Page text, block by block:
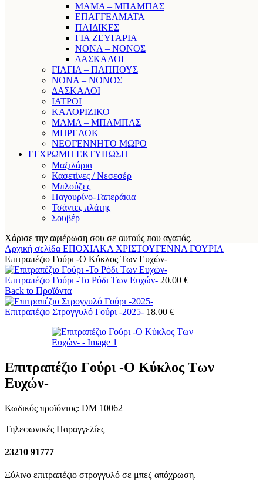
ΜΑΜΑ – ΜΠΑΜΠΑΣ
ΕΠΑΓΓΕΛΜΑΤΑ
ΠΑΙΔΙΚΕΣ
ΓΙΑ ΖΕΥΓΑΡΙΑ
ΝΟΝΑ – ΝΟΝΟΣ
ΔΑΣΚΑΛΟΙ
ΓΙΑΓΙΑ – ΠΑΠΠΟΥΣ
ΝΟΝΑ – ΝΟΝΟΣ
ΔΑΣΚΑΛΟΙ
ΙΑΤΡΟΙ
ΚΑΛΟΡΙΖΙΚΟ
ΜΑΜΑ – ΜΠΑΜΠΑΣ
ΜΠΡΕΛΟΚ
ΝΕΟΓΕΝΝΗΤΟ ΜΩΡΟ
ΕΓΧΡΩΜΗ ΕΚΤΥΠΩΣΗ
Μαξιλάρια
Κασετίνες / Νεσεσέρ
Μπλούζες
Παγουρίνο-Ταπεράκια
Τσάντες πλάτης
Σουβέρ
Χάρισε την αφιέρωση σου σε αυτούς που αγαπάς.
Αρχική σελίδα ΕΠΟΧΙΑΚΑ ΧΡΙΣΤΟΥΓΕΝΝΑ ΓΟΥΡΙΑ
Επιτραπέζιο Γούρι -Ο Κύκλος Των Ευχών-
Επιτραπέζιο Γούρι -Το Ρόδι Των Ευχών- 20.00 €
Back to Προϊόντα
Επιτραπέζιο Στρογγυλό Γούρι -2025- 18.00 €
Επιτραπέζιο Γούρι -Ο Κύκλος Των
Ευχών-
Κωδικός προϊόντος: DM 10062
Τηλεφωνικές Παραγγελίες
23210 91777
Ξύλινο επιτραπέζιο στρογγυλό σε μπεζ απόχρωση.